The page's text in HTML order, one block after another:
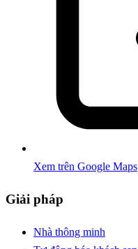
Xem trên Google Maps
Giải pháp
Nhà thông minh